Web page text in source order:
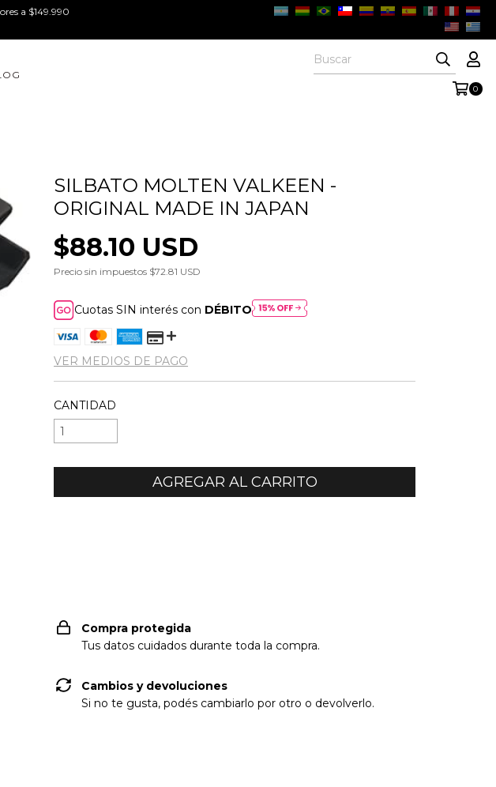
a $149.990
0
SILBATO MOLTEN VALKEEN -
ORIGINAL MADE IN JAPAN
$88.10 USD
Precio sin impuestos $72.81 USD
Cuotas SIN interés con DÉBITO
VER MEDIOS DE PAGO
CANTIDAD
Compra protegida
Tus datos cuidados durante toda la compra.
Cambios y devoluciones
Si no te gusta, podés cambiarlo por otro o devolverlo.